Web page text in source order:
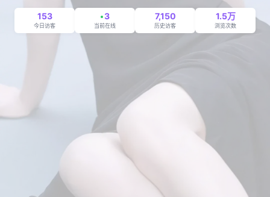
153
今日访客
3
当前在线
7,150
历史访客
1.5万
浏览次数